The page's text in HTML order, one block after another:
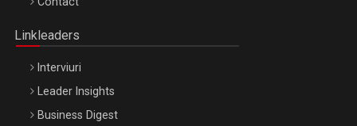
Linkleaders
Interviuri
Leader Insights
Business Digest